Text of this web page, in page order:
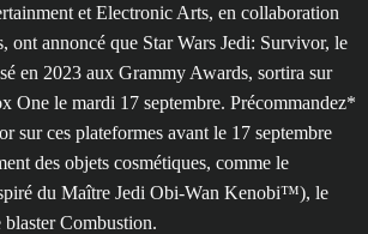
et Electronic Arts, en collaboration
ont annoncé que Star Wars Jedi: Survivor, le
en 2023 aux Grammy Awards, sortira sur
One le mardi 17 septembre. Précommandez*
sur ces plateformes avant le 17 septembre
des objets cosmétiques, comme le
du Maître Jedi Obi-Wan Kenobi™), le
blaster Combustion.